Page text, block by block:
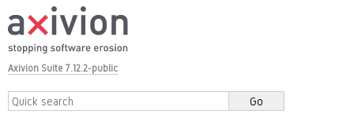
Axivion Suite 7.12.2-public